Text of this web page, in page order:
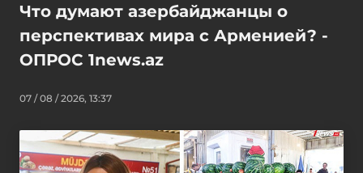
Что думают азербайджанцы о
перспективах мира с Арменией? -
ОПРОС 1news.az
07 / 08 / 2026, 13:37